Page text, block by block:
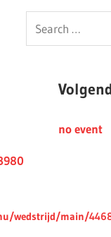
Search
for:
wedstrijd/main/
no event